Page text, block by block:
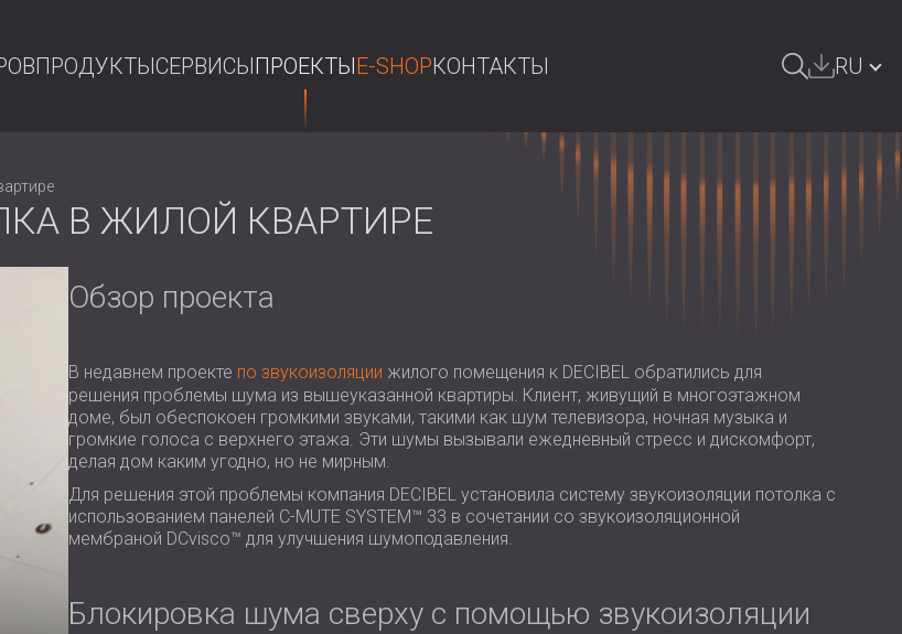
ПРОДУКТЫСЕРВИСЫПРОЕКТЫE-SHOPКОНТАКТЫ RU
ROMÂNIA | RO
POLAND | PL
FINLAND | FI
USA | US
В ЖИЛОЙ КВАРТИРЕ
Обзор проекта
В недавнем проекте по звукоизоляции жилого помещения к DECIBEL обратились для
решения проблемы шума из вышеуказанной квартиры. Клиент, живущий в многоэтажном
доме, был обеспокоен громкими звуками, такими как шум телевизора, ночная музыка и
громкие голоса с верхнего этажа. Эти шумы вызывали ежедневный стресс и дискомфорт,
делая дом каким угодно, но не мирным.
Для решения этой проблемы компания DECIBEL установила систему звукоизоляции потолка с
использованием панелей C-MUTE SYSTEM™ 33 в сочетании со звукоизоляционной
мембраной DCvisco™ для улучшения шумоподавления.
Блокировка шума сверху с помощью звукоизоляции